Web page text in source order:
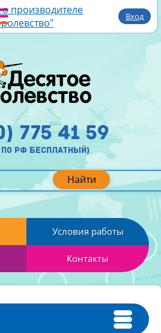
производителе
Вход
Найти
775 41 59
по рф бесплатный)
Условия работы
Контакты